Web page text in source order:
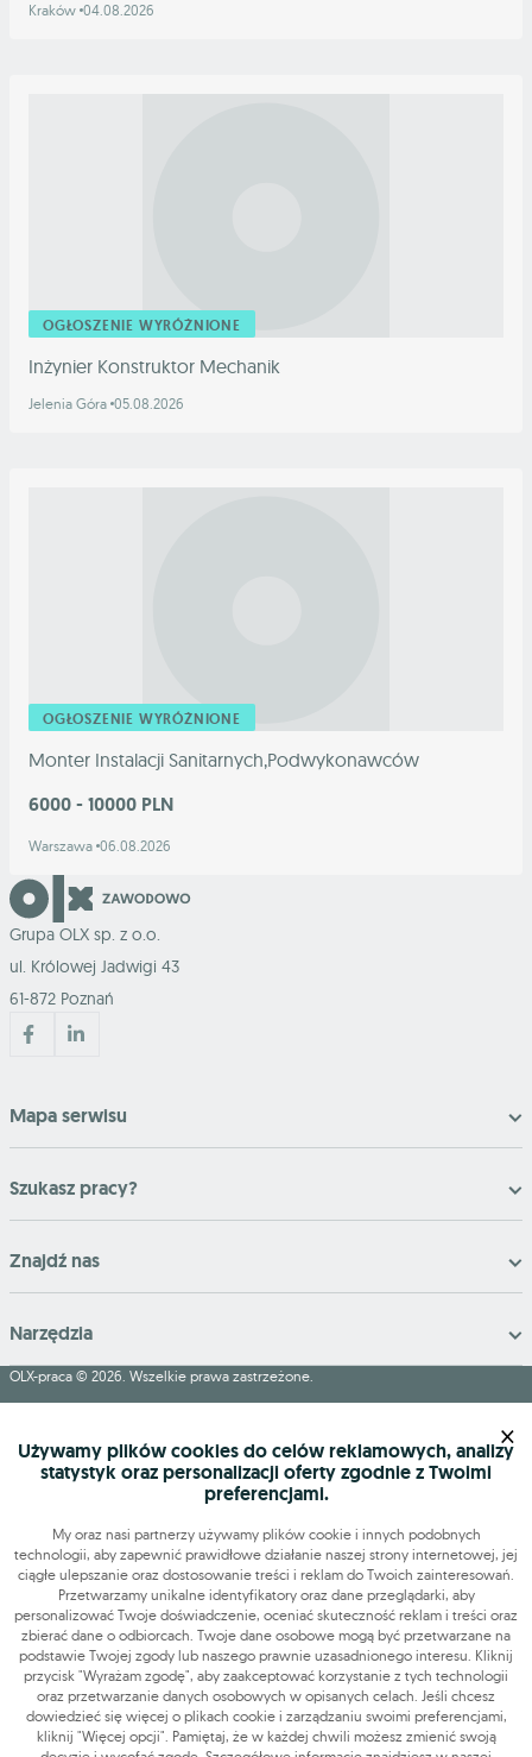
Kraków 04.08.2026
OGŁOSZENIE WYRÓŻNIONE
Inżynier Konstruktor Mechanik
Jelenia Góra 05.08.2026
OGŁOSZENIE WYRÓŻNIONE
Monter Instalacji Sanitarnych,Podwykonawców
6000 - 10000 PLN
Warszawa 06.08.2026
Grupa OLX sp. z o.o.
ul. Królowej Jadwigi 43
61-872 Poznań
Mapa serwisu
Szukasz pracy?
Znajdź nas
Narzędzia
OLX-praca © 2026. Wszelkie prawa zastrzeżone.
Używamy plików cookies do celów reklamowych, analizy
statystyk oraz personalizacji oferty zgodnie z Twoimi
preferencjami.
My oraz nasi partnerzy używamy plików cookie i innych podobnych
technologii, aby zapewnić prawidłowe działanie naszej strony internetowej, jej
ciągłe ulepszanie oraz dostosowanie treści i reklam do Twoich zainteresowań.
Przetwarzamy unikalne identyfikatory oraz dane przeglądarki, aby
personalizować Twoje doświadczenie, oceniać skuteczność reklam i treści oraz
zbierać dane o odbiorcach. Twoje dane osobowe mogą być przetwarzane na
podstawie Twojej zgody lub naszego prawnie uzasadnionego interesu. Kliknij
przycisk "Wyrażam zgodę", aby zaakceptować korzystanie z tych technologii
oraz przetwarzanie danych osobowych w opisanych celach. Jeśli chcesz
dowiedzieć się więcej o plikach cookie i zarządzaniu swoimi preferencjami,
kliknij "Więcej opcji". Pamiętaj, że w każdej chwili możesz zmienić swoją
×